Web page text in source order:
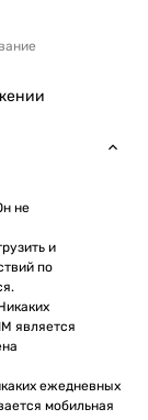
не
и
по
является
ежедневных
мобильная